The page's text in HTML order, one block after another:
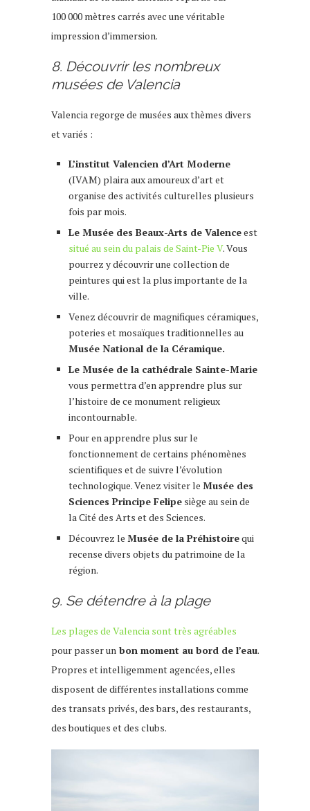
100 000 mètres carrés avec une véritable
impression d’immersion.
8. Découvrir les nombreux
musées de Valencia
Valencia regorge de musées aux thèmes divers
et variés :
L’institut Valencien d’Art Moderne
(IVAM) plaira aux amoureux d’art et
organise des activités culturelles plusieurs
fois par mois.
Le Musée des Beaux-Arts de Valenceest
situé au sein du palais de Saint-Pie V. Vous
pourrez y découvrir une collection de
peintures qui est la plus importante de la
ville.
Venez découvrir de magnifiques céramiques,
poteries et mosaïques traditionnelles au
Musée National de la Céramique.
Le Musée de la cathédrale Sainte-Marie
vous permettra d’en apprendre plus sur
l’histoire de ce monument religieux
incontournable.
Pour en apprendre plus sur le
fonctionnement de certains phénomènes
scientifiques et de suivre l’évolution
technologique. Venez visiter le Musée des
Sciences Principe Felipe siège au sein de
la Cité des Arts et des Sciences.
Découvrez le Musée de la Préhistoirequi
recense divers objets du patrimoine de la
région.
9. Se détendre à la plage
Les plages de Valencia sont très agréables
pour passer un bon moment au bord de l’eau.
Propres et intelligemment agencées, elles
disposent de différentes installations comme
des transats privés, des bars, des restaurants,
des boutiques et des clubs.